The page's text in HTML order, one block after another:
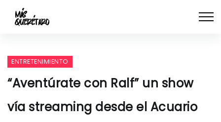
ENTRETENIMIENTO
“Aventúrate con Ralf” un show
vía streaming desde el Acuario